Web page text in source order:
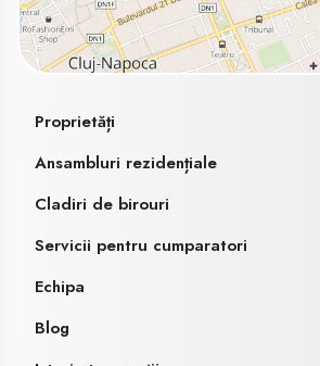
Proprietăți
Ansambluri rezidențiale
Cladiri de birouri
Servicii pentru cumparatori
Echipa
Blog